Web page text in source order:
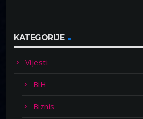
KATEGORIJE
Vijesti
BiH
Biznis